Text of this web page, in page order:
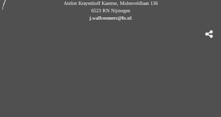
Atelier Krayenhoff Kazerne, Molenveldlaan 136
6523 RN Nijmegen
j.walboomers@fo.nl